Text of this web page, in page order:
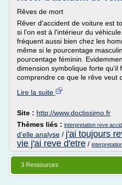
Rêves de mort
Rêver d'accident de voiture est
si l'on est à l'intérieur du
fréquent aussi bien chez les
même si le pourcentage
pourcentage féminin.
dimension symbolique forte qu'il
comprendre ce que le rêve veut
Lire la suite
Site : http://www.doctissimo.fr
Thèmes liés : interpretation reve
d'elle analyse / j'ai toujours
vie j'ai reve d'etre /
3 Ressources